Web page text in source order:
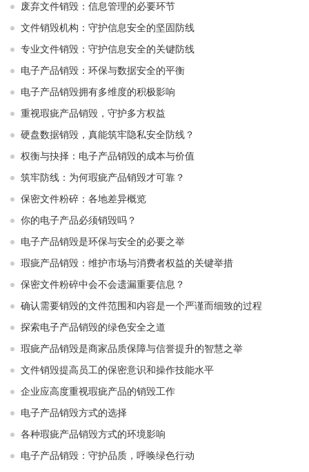
废弃文件销毁：信息管理的必要环节
文件销毁机构：守护信息安全的坚固防线
专业文件销毁：守护信息安全的关键防线
电子产品销毁：环保与数据安全的平衡
电子产品销毁拥有多维度的积极影响
重视瑕疵产品销毁，守护多方权益
硬盘数据销毁，真能筑牢隐私安全防线？
权衡与抉择：电子产品销毁的成本与价值
筑牢防线：为何瑕疵产品销毁才可靠？
保密文件粉碎：各地差异概览
你的电子产品必须销毁吗？
电子产品销毁是环保与安全的必要之举​ ​
瑕疵产品销毁：维护市场与消费者权益的关键举措​ ​
保密文件粉碎中会不会遗漏重要信息？
确认需要销毁的文件范围和内容是一个严谨而细致的过程
探索电子产品销毁的绿色安全之道
瑕疵产品销毁是商家品质保障与信誉提升的智慧之举
文件销毁提高员工的保密意识和操作技能水平
企业应高度重视瑕疵产品的销毁工作
电子产品销毁方式的选择
各种瑕疵产品销毁方式的环境影响
电子产品销毁：守护品质，呼唤绿色行动